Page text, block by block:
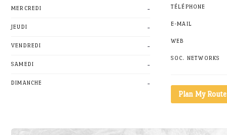
MERCREDI -
JEUDI -
VENDREDI -
SAMEDI -
DIMANCHE -
TÉLÉPHONE
E-MAIL
WEB
SOC. NETWORKS
Plan My Route